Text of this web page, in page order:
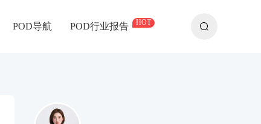
POD导航 POD行业报告 HOT